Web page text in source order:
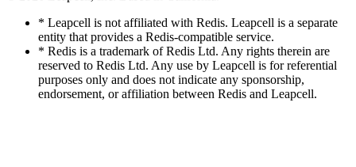
* Leapcell is not affiliated with Redis. Leapcell is a separate
entity that provides a Redis-compatible service.
* Redis is a trademark of Redis Ltd. Any rights therein are
reserved to Redis Ltd. Any use by Leapcell is for referential
purposes only and does not indicate any sponsorship,
endorsement, or affiliation between Redis and Leapcell.